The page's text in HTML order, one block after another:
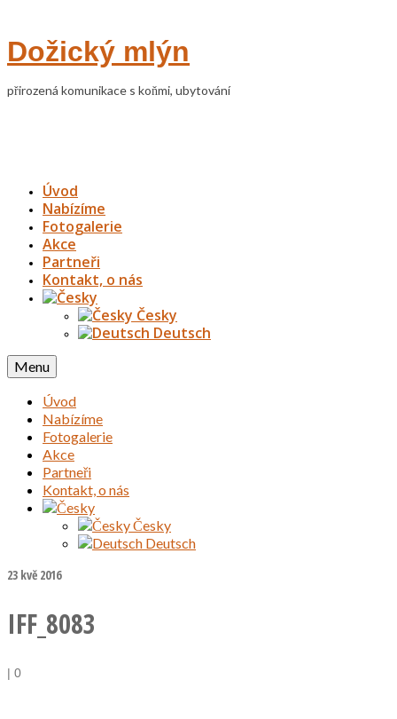
Dožický mlýn
přirozená komunikace s koňmi, ubytování
Úvod
Nabízíme
Fotogalerie
Akce
Partneři
Kontakt, o nás
Česky
Deutsch
Menu
Úvod
Nabízíme
Fotogalerie
Akce
Partneři
Kontakt, o nás
Česky
Deutsch
23 kvě 2016
IFF_8083
| 0